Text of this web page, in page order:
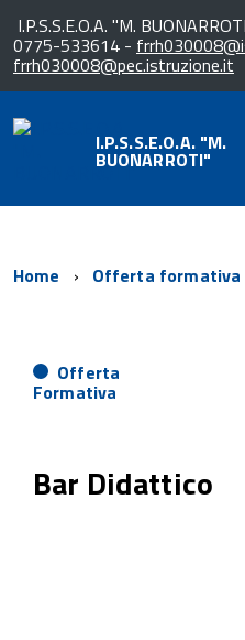
I.P.S.S.E.O.A. "M.
0775-533614 -
frrh030008@pec.istruzione.it
I.P.S.S.E.O.A. "M.
BUONARROTI"
Home Offerta formativa
Offerta
Formativa
Bar Didattico